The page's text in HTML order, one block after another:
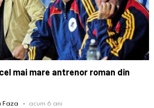
mai mare antrenor roman din
Faza acum 6 ani